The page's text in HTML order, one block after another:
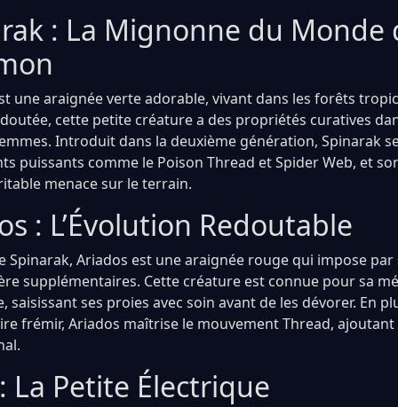
: La Mignonne du Monde
une araignée verte adorable, vivant dans les forêts
cette petite créature a des propriétés curatives
Introduit dans la deuxième génération, Spinarak
puissants comme le Poison Thread et Spider Web, et
menace sur le terrain.
: L’Évolution Redoutable
Spinarak, Ariados est une araignée rouge qui impose par
supplémentaires. Cette créature est connue pour sa
saisissant ses proies avec soin avant de les dévorer. En
frémir, Ariados maîtrise le mouvement Thread,
La Petite Électrique